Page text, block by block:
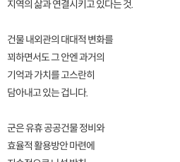
지역의 삶과 연결시키고 있다는 것.
건물 내외관의 대대적 변화를
꾀하면서도 그 안엔 과거의
기억과 가치를 고스란히
담아내고 있는 겁니다.
군은 유휴 공공건물 정비와
효율적 활용방안 마련에